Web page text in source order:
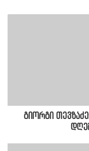
გიორგი